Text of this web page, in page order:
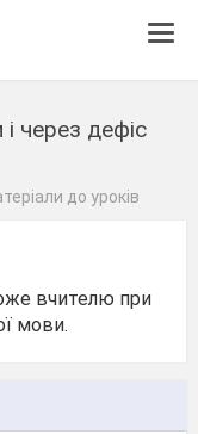
через дефіс
до уроків
вчителю при
мови.